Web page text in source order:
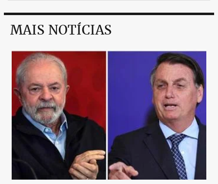
MAIS NOTÍCIAS